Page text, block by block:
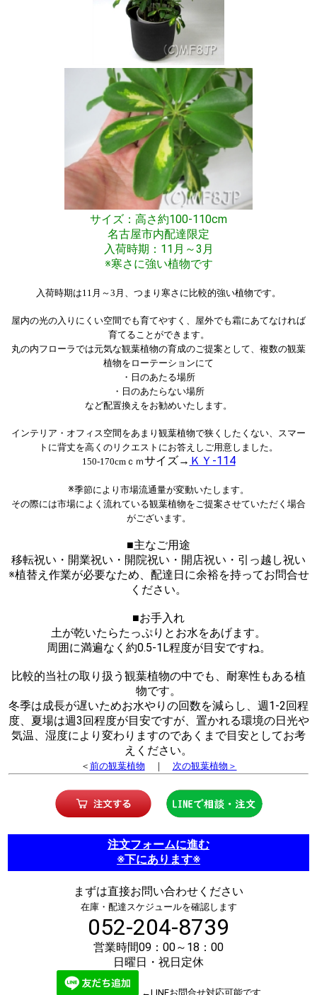
サイズ：高さ約100-110cm
名古屋市内配達限定
入荷時期：11月～3月
※寒さに強い植物です
入荷時期は11月～3月、つまり寒さに比較的強い植物です。
屋内の光の入りにくい空間でも育てやすく、屋外でも霜にあてなければ
育てることができます。
丸の内フローラでは元気な観葉植物の育成のご提案として、複数の観葉
植物をローテーションにて
・日のあたる場所
・日のあたらない場所
など配置換えをお勧めいたします。
インテリア・オフィス空間をあまり観葉植物で狭くしたくない、スマー
トに背丈を高くのリクエストにお答えしご用意しました。
150-170cmｃｍサイズ→ ＫＹ-114
※季節により市場流通量が変動いたします。
その際には市場によく流れている観葉植物をご提案させていただく場合
がございます。
■主なご用途
移転祝い・開業祝い・開院祝い・開店祝い・引っ越し祝い
※植替え作業が必要なため、配達日に余裕を持ってお問合せ
ください。
■お手入れ
土が乾いたらたっぷりとお水をあげます。
周囲に満遍なく約0.5-1L程度が目安ですね。
比較的当社の取り扱う観葉植物の中でも、耐寒性もある植
物です。
冬季は成長が遅いためお水やりの回数を減らし、週1-2回程
度、夏場は週3回程度が目安ですが、置かれる環境の日光や
気温、湿度により変わりますのであくまで目安としてお考
えください。
＜ 前の観葉植物 ｜ 次の観葉植物＞
注文フォームに進む
※下にあります※
まずは直接お問い合わせください
在庫・配達スケジュールを確認します
052-204-8739
営業時間09：00～18：00
日曜日・祝日定休
←LINEお問合せ対応可能です